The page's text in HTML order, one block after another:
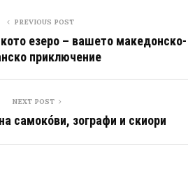
PREVIOUS POST
езеро – вашето македонско-
приключение
NEXT POST
самокóви, зографи и скиори